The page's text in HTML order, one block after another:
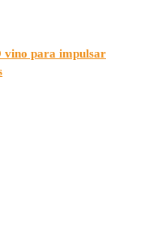
vino para impulsar